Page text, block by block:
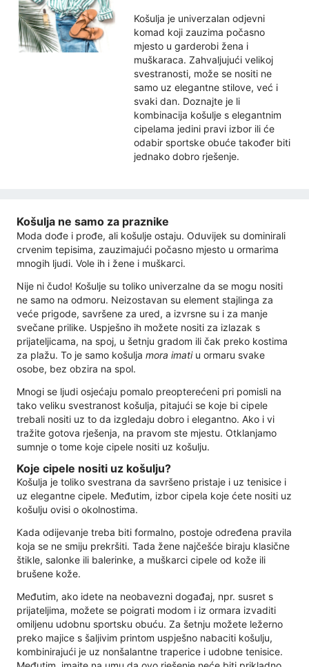
Košulja je univerzalan odjevni
komad koji zauzima počasno
mjesto u garderobi žena i
muškaraca. Zahvaljujući velikoj
svestranosti, može se nositi ne
samo uz elegantne stilove, već i
svaki dan. Doznajte je li
kombinacija košulje s elegantnim
cipelama jedini pravi izbor ili će
odabir sportske obuće također biti
jednako dobro rješenje.
Košulja ne samo za praznike
Moda dođe i prođe, ali košulje ostaju. Oduvijek su dominirali
crvenim tepisima, zauzimajući počasno mjesto u ormarima
mnogih ljudi. Vole ih i žene i muškarci.
Nije ni čudo! Košulje su toliko univerzalne da se mogu nositi
ne samo na odmoru. Neizostavan su element stajlinga za
veće prigode, savršene za ured, a izvrsne su i za manje
svečane prilike. Uspješno ih možete nositi za izlazak s
prijateljicama, na spoj, u šetnju gradom ili čak preko kostima
za plažu. To je samo košulja mora imatiu ormaru svake
osobe, bez obzira na spol.
Mnogi se ljudi osjećaju pomalo preopterećeni pri pomisli na
tako veliku svestranost košulja, pitajući se koje bi cipele
trebali nositi uz to da izgledaju dobro i elegantno. Ako i vi
tražite gotova rješenja, na pravom ste mjestu. Otklanjamo
sumnje o tome koje cipele nositi uz košulju.
Koje cipele nositi uz košulju?
Košulja je toliko svestrana da savršeno pristaje i uz tenisice i
uz elegantne cipele. Međutim, izbor cipela koje ćete nositi uz
košulju ovisi o okolnostima.
Kada odijevanje treba biti formalno, postoje određena pravila
koja se ne smiju prekršiti. Tada žene najčešće biraju klasične
štikle, salonke ili balerinke, a muškarci cipele od kože ili
brušene kože.
Međutim, ako idete na neobavezni događaj, npr. susret s
prijateljima, možete se poigrati modom i iz ormara izvaditi
omiljenu udobnu sportsku obuću. Za šetnju možete ležerno
preko majice s šaljivim printom uspješno nabaciti košulju,
kombinirajući je uz nonšalantne traperice i udobne tenisice.